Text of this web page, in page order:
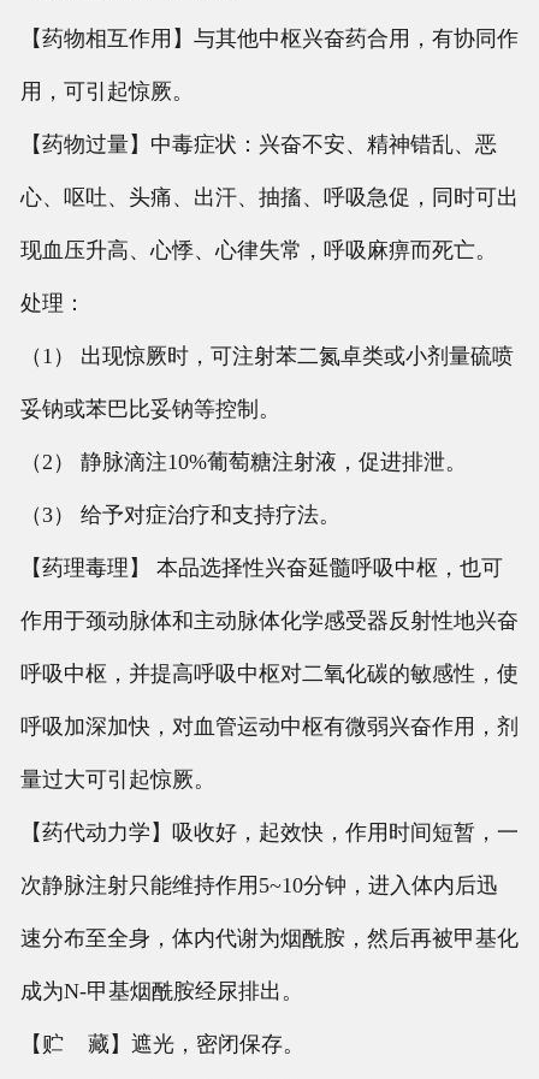
【药物相互作用】与其他中枢兴奋药合用，有协同作
用，可引起惊厥。
【药物过量】中毒症状：兴奋不安、精神错乱、恶
心、呕吐、头痛、出汗、抽搐、呼吸急促，同时可出
现血压升高、心悸、心律失常，呼吸麻痹而死亡。
处理：
（1） 出现惊厥时，可注射苯二氮卓类或小剂量硫喷
妥钠或苯巴比妥钠等控制。
（2） 静脉滴注10%葡萄糖注射液，促进排泄。
（3） 给予对症治疗和支持疗法。
【药理毒理】 本品选择性兴奋延髓呼吸中枢，也可
作用于颈动脉体和主动脉体化学感受器反射性地兴奋
呼吸中枢，并提高呼吸中枢对二氧化碳的敏感性，使
呼吸加深加快，对血管运动中枢有微弱兴奋作用，剂
量过大可引起惊厥。
【药代动力学】吸收好，起效快，作用时间短暂，一
次静脉注射只能维持作用5~10分钟，进入体内后迅
速分布至全身，体内代谢为烟酰胺，然后再被甲基化
成为N-甲基烟酰胺经尿排出。
【贮 藏】遮光，密闭保存。